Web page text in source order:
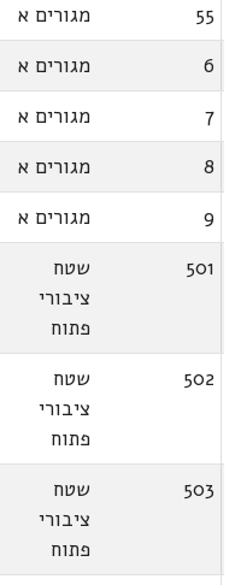
55
מגורים א
6
מגורים א
7
מגורים א
8
מגורים א
9
מגורים א
501
שטח
ציבורי
פתוח
502
שטח
ציבורי
פתוח
503
שטח
ציבורי
פתוח